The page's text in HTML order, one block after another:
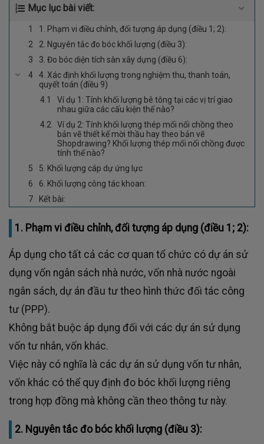
Mục lục bài viết:
1. Phạm vi điều chỉnh, đối tượng áp dụng (điều 1; 2):
2. Nguyên tắc đo bóc khối lượng (điều 3):
3. Đo bóc diện tích sàn xây dựng (điều 6):
4. Xác định khối lượng trong nghiệm thu, thanh toán,
quyết toán (điều 9)
Ví dụ 1: Tính khối lượng bê tông tại các vị trí giao
nhau giữa các cấu kiện thế nào?
Ví dụ 2: Tính khối lượng thép mối nối chồng theo
bản vẽ thiết kế mời thầu hay theo bản vẽ
Shopdrawing? Khối lượng thép mối nối chồng được
tính thế nào?
5. Khối lượng cáp dự ứng lực
6. Khối lượng công tác khoan:
Kết bài:
1. Phạm vi điều chỉnh, đối tượng áp dụng (điều 1; 2):
Áp dụng cho tất cả các cơ quan tổ chức có dự án sử
dụng vốn ngân sách nhà nước, vốn nhà nước ngoài
ngân sách, dự án đầu tư theo hình thức đối tác công
tư (PPP).
Không bắt buộc áp dụng đối với các dự án sử dụng
vốn tư nhân, vốn khác.
Việc này có nghĩa là các dự án sử dụng vốn tư nhân,
vốn khác có thể quy định đo bóc khối lượng riêng
trong hợp đồng mà không cần theo thông tư này.
2. Nguyên tắc đo bóc khối lượng (điều 3):